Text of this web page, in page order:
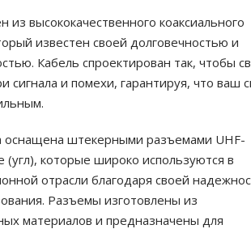
из высококачественного коаксиального
известен своей долговечностью и
Кабель спроектирован так, чтобы
сигнала и помехи, гарантируя, что ваш
оснащена штекерными разъемами UHF-
(угл), которые широко используются в
отрасли благодаря своей
Разъемы изготовлены из
материалов и предназначены для